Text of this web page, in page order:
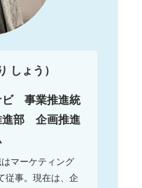
しょう）
ビ 事業推進統
部 企画推進
マーケティング
従事。現在は、企